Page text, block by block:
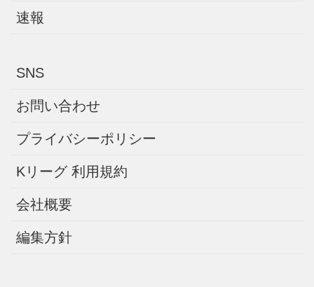
速報
SNS
お問い合わせ
プライバシーポリシー
Kリーグ 利用規約
会社概要
編集方針